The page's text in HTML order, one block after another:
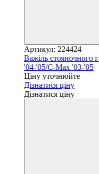
Артикул: 224424
Важіль стояночного
'04-'05/C-Max '03-'05
Ціну уточнюйте
Дізнатися ціну
Дізнатися ціну